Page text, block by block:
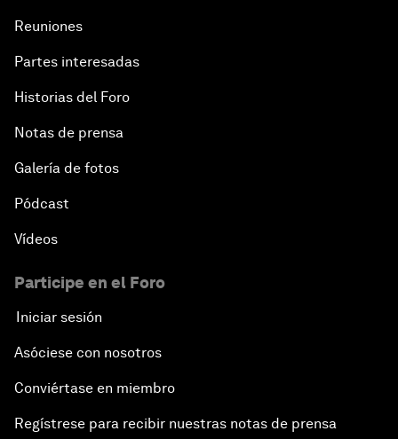
Reuniones
Partes interesadas
Historias del Foro
Notas de prensa
Galería de fotos
Pódcast
Vídeos
Participe en el Foro
Iniciar sesión
Asóciese con nosotros
Conviértase en miembro
Regístrese para recibir nuestras notas de prensa